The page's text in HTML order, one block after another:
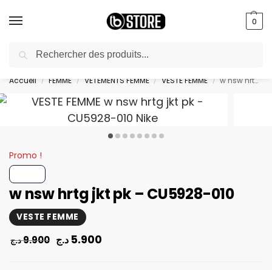
0
livraison gratuite au bureau dès 10000 DA avec paiement en ligne
Accueil / FEMME / VETEMENTS FEMME / VESTE FEMME / w nsw hrtg jkt pk – CU5928-010
Promo !
w nsw hrtg jkt pk – CU5928-010
VESTE FEMME
9.900د.ج 5.900 د.ج